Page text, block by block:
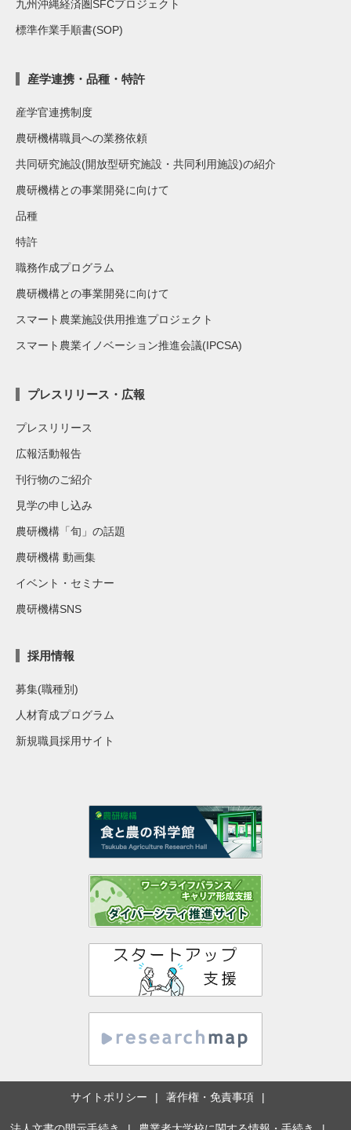
九州沖縄経済圏SFCプロジェクト
標準作業手順書(SOP)
産学連携・品種・特許
産学官連携制度
農研機構職員への業務依頼
共同研究施設(開放型研究施設・共同利用施設)の紹介
農研機構との事業開発に向けて
品種
特許
職務作成プログラム
農研機構との事業開発に向けて
スマート農業施設供用推進プロジェクト
スマート農業イノベーション推進会議(IPCSA)
プレスリリース・広報
プレスリリース
広報活動報告
刊行物のご紹介
見学の申し込み
農研機構「旬」の話題
農研機構 動画集
イベント・セミナー
農研機構SNS
採用情報
募集(職種別)
人材育成プログラム
新規職員採用サイト
サイトポリシー 著作権・免責事項